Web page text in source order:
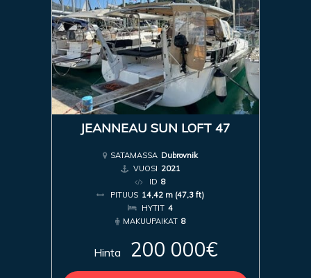
JEANNEAU SUN LOFT 47
SATAMASSA Dubrovnik
VUOSI 2021
ID 8
PITUUS 14,42 m (47,3 ft)
HYTIT 4
MAKUUPAIKAT 8
Hinta 200 000€